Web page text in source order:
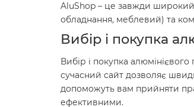
AluShop – це завжди широкий
обладнання, меблевий) та
Вибір і покупка
Вибір і покупка
сучасний сайт дозволяє
допоможуть вам прийняти
ефективними.